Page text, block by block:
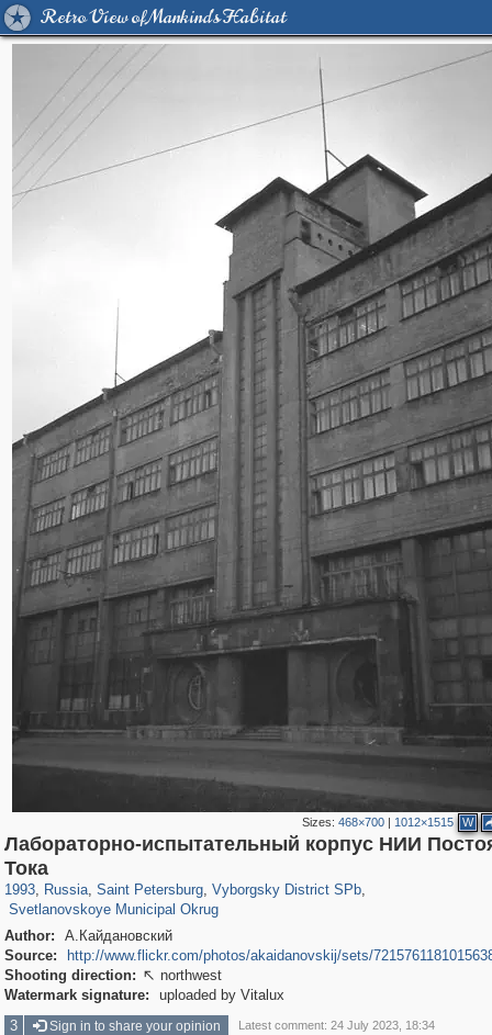
Retro View of Mankind's Habitat
Sizes:468×700 | 1012×1515 W
Лабораторно-испытательный корпус НИИ
Тока
1993, Russia, Saint Petersburg, Vyborgsky District SPb,
Svetlanovskoye Municipal Okrug
4,021 65
Author:
А.Кайдановский
Source:
http://www.flickr.com/photos/akaidanovskij/sets/
Shooting direction:  northwest
Watermark signature:
uploaded by Vitalux
3
Sign in to share your opinion Latest comment: 24 July 2023, 18:34